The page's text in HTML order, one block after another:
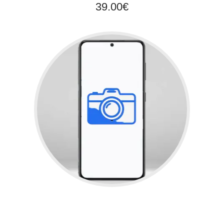
39.00€